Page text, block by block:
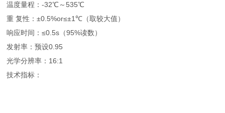
温度量程：-32℃～535℃
重 复性：±0.5%or≤±1℃（取较大值）
响应时间：≤0.5s（95%读数）
发射率：预设0.95
光学分辨率：16:1
技术指标：